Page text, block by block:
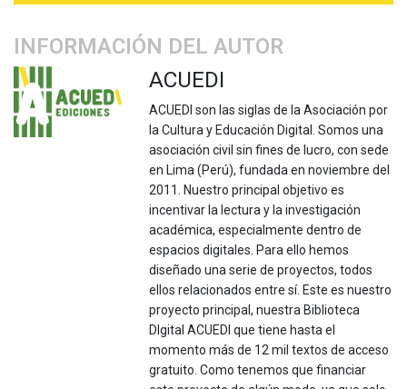
INFORMACIÓN DEL AUTOR
ACUEDI
ACUEDI son las siglas de la Asociación por
la Cultura y Educación Digital. Somos una
asociación civil sin fines de lucro, con sede
en Lima (Perú), fundada en noviembre del
2011. Nuestro principal objetivo es
incentivar la lectura y la investigación
académica, especialmente dentro de
espacios digitales. Para ello hemos
diseñado una serie de proyectos, todos
ellos relacionados entre sí. Este es nuestro
proyecto principal, nuestra Biblioteca
DIgital ACUEDI que tiene hasta el
momento más de 12 mil textos de acceso
gratuito. Como tenemos que financiar